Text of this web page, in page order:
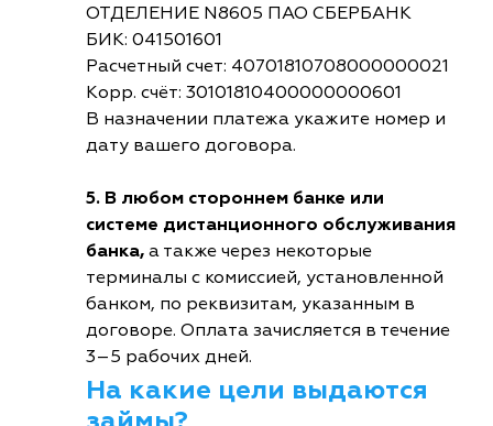
ОТДЕЛЕНИЕ N8605 ПАО СБЕРБАНК
БИК: 041501601
Расчетный счет: 40701810708000000021
Корр. счёт: 30101810400000000601
В назначении платежа укажите номер и
дату вашего договора.
5. В любом стороннем банке или
системе дистанционного обслуживания
банка, а также через некоторые
терминалы с комиссией, установленной
банком, по реквизитам, указанным в
договоре. Оплата зачисляется в течение
3–5 рабочих дней.
На какие цели выдаются